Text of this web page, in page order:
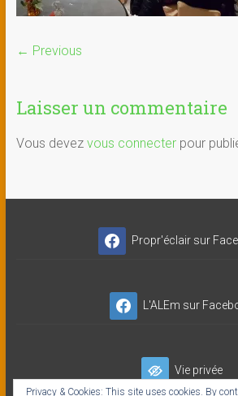
← Previous
Laisser un commentaire
Vous devez vous connecterpour
Propr'éclair sur
L'ALEm sur
Vie privée
Privacy & Cookies: This site uses cookies. By